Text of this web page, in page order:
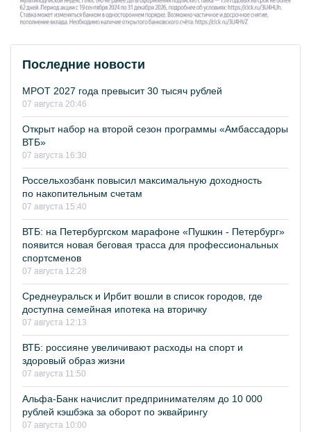
Последние новости
МРОТ 2027 года превысит 30 тысяч рублей
07 августа 20:46
Открыт набор на второй сезон программы «Амбассадоры
ВТБ»
07 августа 16:30
Россельхозбанк повысил максимальную доходность
по накопительным счетам
07 августа 15:40
ВТБ: на Петербургском марафоне «Пушкин - Петербург»
появится новая беговая трасса для профессиональных
спортсменов
07 августа 12:28
Среднеуральск и Ирбит вошли в список городов, где
доступна семейная ипотека на вторичку
07 августа 12:13
ВТБ: россияне увеличивают расходы на спорт и
здоровый образ жизни
07 августа 11:50
Альфа-Банк начислит предпринимателям до 10 000
рублей кэшбэка за оборот по эквайрингу
07 августа 10:00